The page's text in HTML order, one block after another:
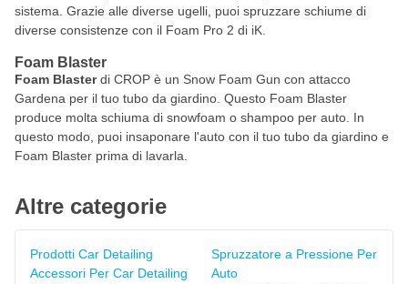
sistema. Grazie alle diverse ugelli, puoi spruzzare schiume di
diverse consistenze con il Foam Pro 2 di iK.
Foam Blaster
Foam Blasterdi CROP è un Snow Foam Gun con attacco
Gardena per il tuo tubo da giardino. Questo Foam Blaster
produce molta schiuma di snowfoam o shampoo per auto. In
questo modo, puoi insaponare l'auto con il tuo tubo da giardino e
Foam Blaster prima di lavarla.
Altre categorie
Prodotti Car Detailing
Accessori Per Car Detailing
Spruzzatore a Pressione Per
Auto